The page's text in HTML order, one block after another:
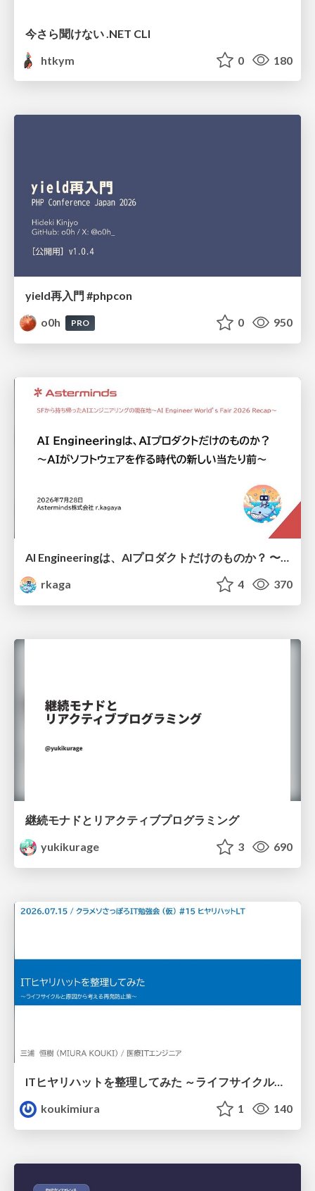
今さら聞けない .NET CLI
htkym
0 180
yield再入門 #phpcon
o0h
PRO 0 950
AI Engineeringは、AIプロダクトだけのものか？ 〜AIがソフトウェアを作る時代の新しい当たり前〜 / No AI in your product. AI Engineering in your development.
rkaga
4 370
継続モナドとリアクティブプログラミング
yukikurage
3 690
ITヒヤリハットを整理してみた ～ライフサイクルと原因から考える再発防止策～
koukimiura
1 140